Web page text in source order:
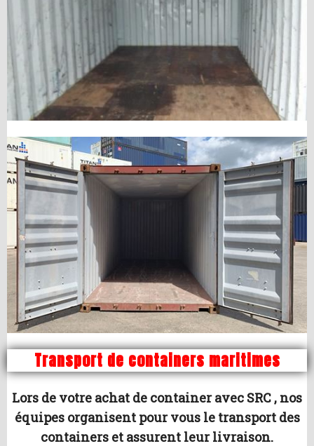
Transport de containers maritimes
Lors de votre achat de container avec SRC , nos
équipes organisent pour vous le transport des
containers et assurent leur livraison.